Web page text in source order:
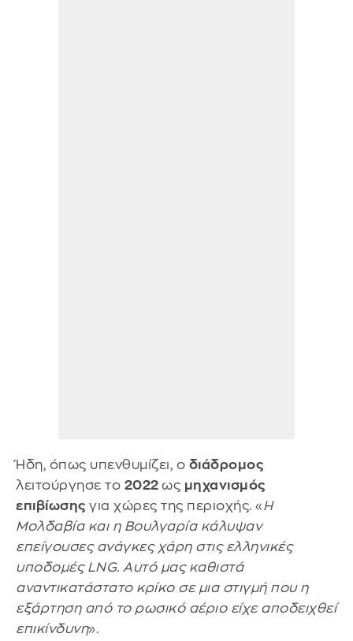
Ήδη, όπως υπενθυμίζει, ο διάδρομος
λειτούργησε το 2022 ως μηχανισμός
επιβίωσης για χώρες της περιοχής. «Η
Μολδαβία και η Βουλγαρία κάλυψαν
επείγουσες ανάγκες χάρη στις ελληνικές
υποδομές LNG. Αυτό μας καθιστά
αναντικατάστατο κρίκο σε μια στιγμή που η
εξάρτηση από το ρωσικό αέριο είχε αποδειχθεί
επικίνδυνη».